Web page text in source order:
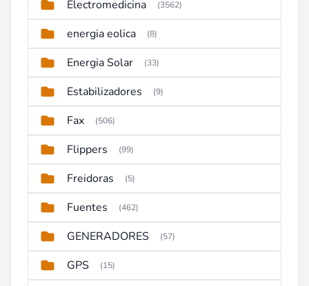
Electromedicina (3562)
energia eolica (8)
Energia Solar (33)
Estabilizadores (9)
Fax (506)
Flippers (99)
Freidoras (5)
Fuentes (462)
GENERADORES (57)
GPS (15)